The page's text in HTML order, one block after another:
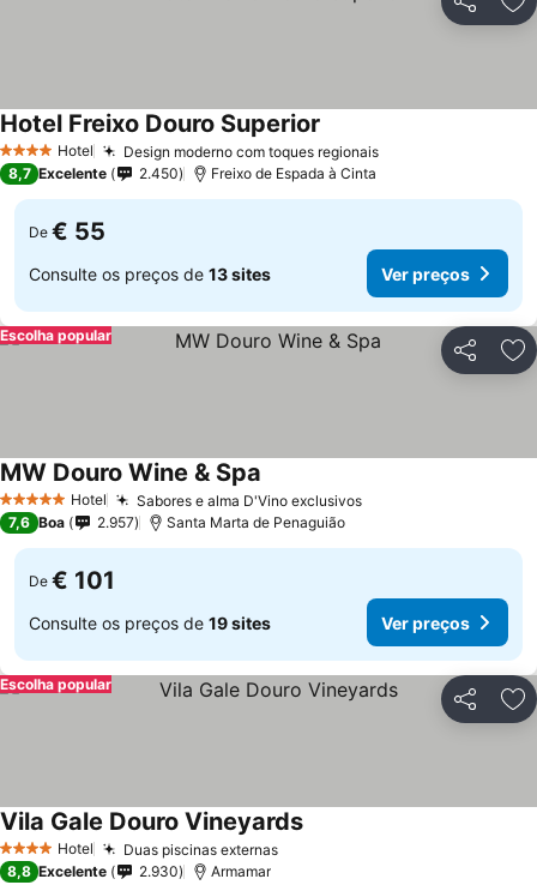
Partilhar
4 EstrelasHotel Design moderno com toques regionais
Hotel Freixo Douro Superior
8,7 Excelente 2.450 Freixo de Espada à Cinta
De € 55
Consulte os preços de 13 sites Ver preços
Partilhar
Escolha popular
5 Estrelas Hotel Sabores e alma D'Vino exclusivos
MW Douro Wine & Spa
7,6 Boa 2.957 Santa Marta de Penaguião
De € 101
Consulte os preços de 19 sites Ver preços
Partilhar
Escolha popular
4 EstrelasHotel Duas piscinas externas
Vila Gale Douro Vineyards
8,8 Excelente 2.930 Armamar